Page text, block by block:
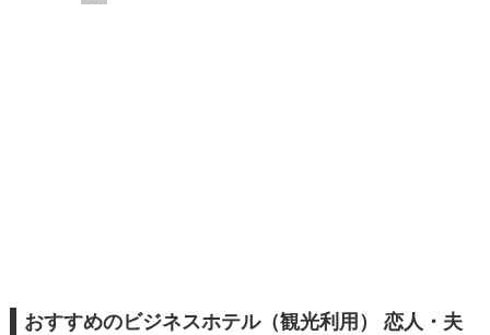
おすすめのビジネスホテル（観光利用） 恋人・夫